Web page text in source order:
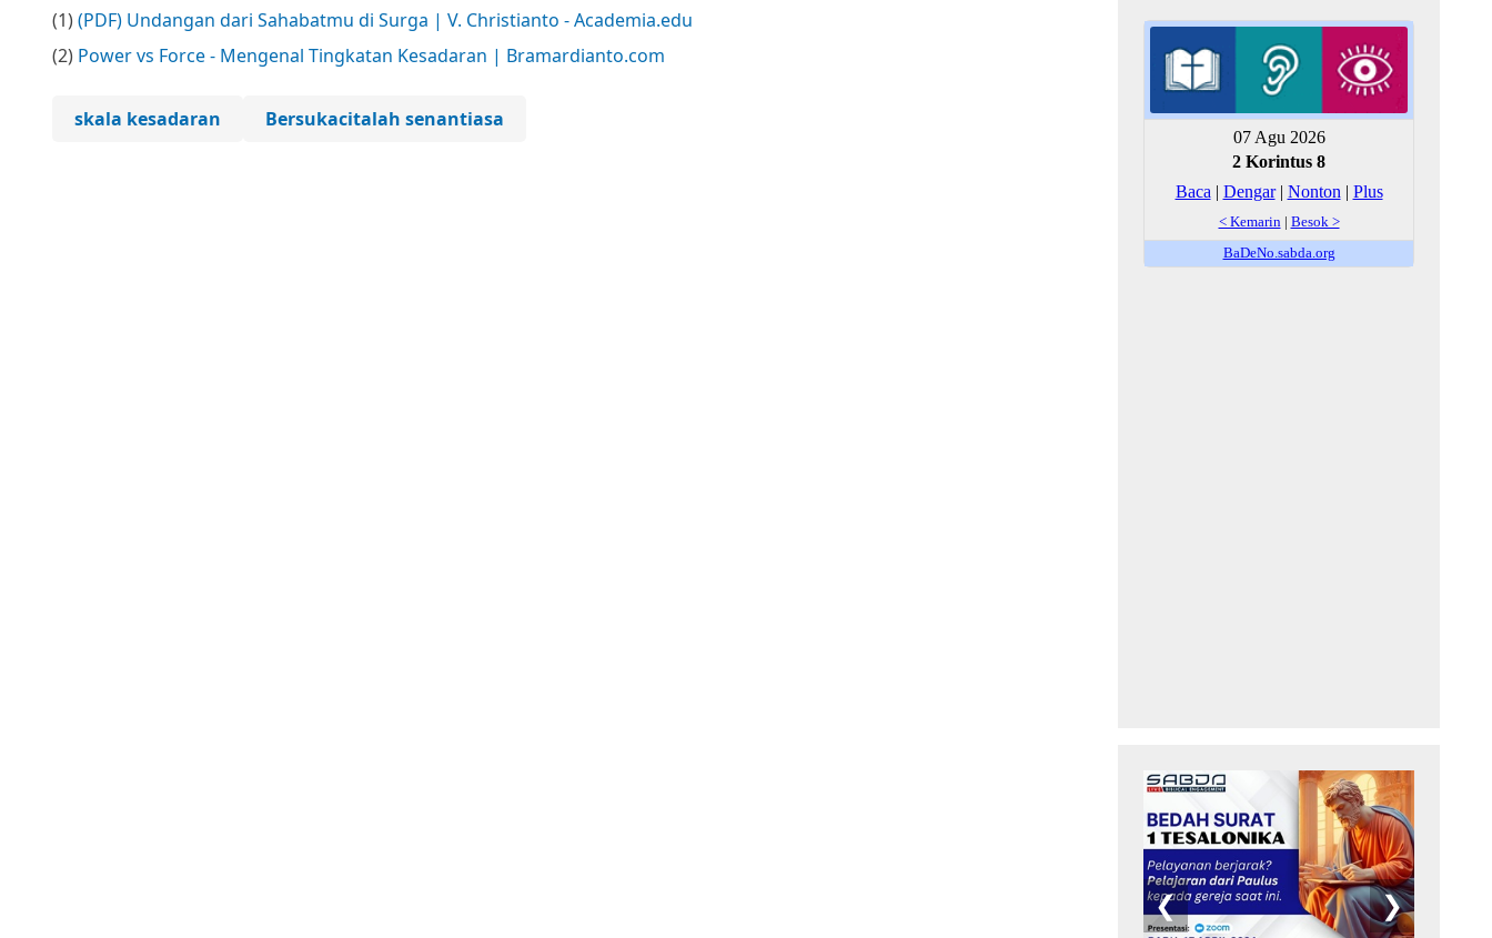
(1)(PDF) Undangan dari Sahabatmu di Surga | V. Christianto - Academia.edu
(2) Power vs Force - Mengenal Tingkatan Kesadaran | Bramardianto.com
skala kesadaran Bersukacitalah senantiasa